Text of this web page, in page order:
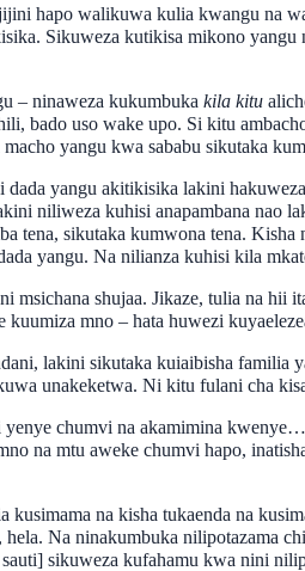
hapo walikuwa kulia kwangu na
Sikuweza kutikisa mikono
– ninaweza kukumbuka kila kitu
uso wake upo. Si kitu
yangu kwa sababu sikutaka
yangu akitikisika lakini
niliweza kuhisi anapambana nao
tena, sikutaka kumwona tena.
yangu. Na nilianza kuhisi kila
shujaa. Jikaze, tulia na hii
mno – hata huwezi
lakini sikutaka kuiaibisha familia
unakeketwa. Ni kitu fulani cha
chumvi na akamimina
na mtu aweke chumvi hapo,
na kisha tukaenda na
Na ninakumbuka nilipotazama
sikuweza kufahamu kwa nini